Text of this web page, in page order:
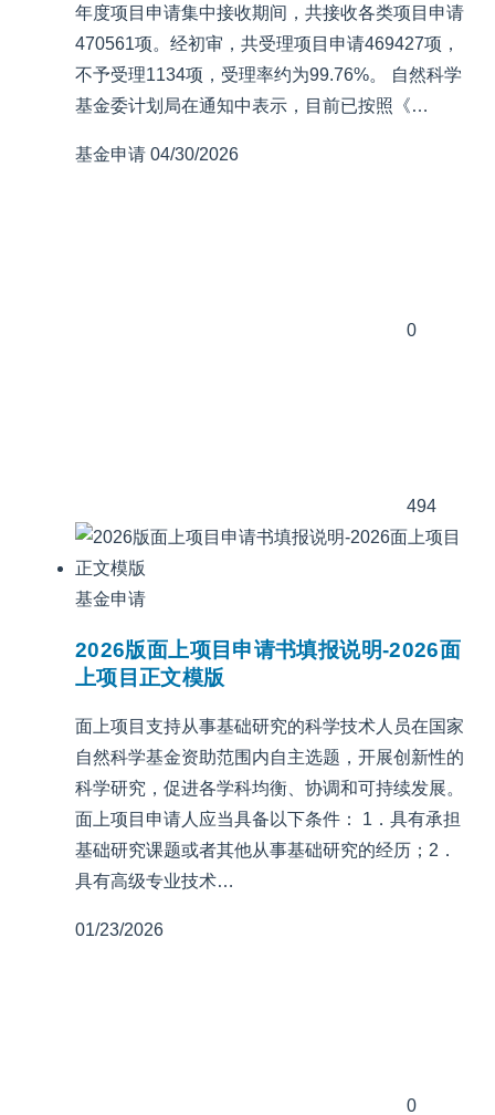
年度项目申请集中接收期间，共接收各类项目申请
470561项。经初审，共受理项目申请469427项，
不予受理1134项，受理率约为99.76%。 自然科学
基金委计划局在通知中表示，目前已按照《…
基金申请 04/30/2026
0
494
基金申请
2026版面上项目申请书填报说明-2026面
上项目正文模版
面上项目支持从事基础研究的科学技术人员在国家
自然科学基金资助范围内自主选题，开展创新性的
科学研究，促进各学科均衡、协调和可持续发展。
面上项目申请人应当具备以下条件： 1．具有承担
基础研究课题或者其他从事基础研究的经历；2．
具有高级专业技术…
01/23/2026
0